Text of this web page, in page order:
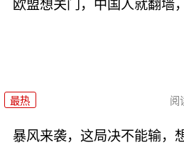
欧盟想关门，中国人就翻墙
最热 阅
暴风来袭，这局决不能输，